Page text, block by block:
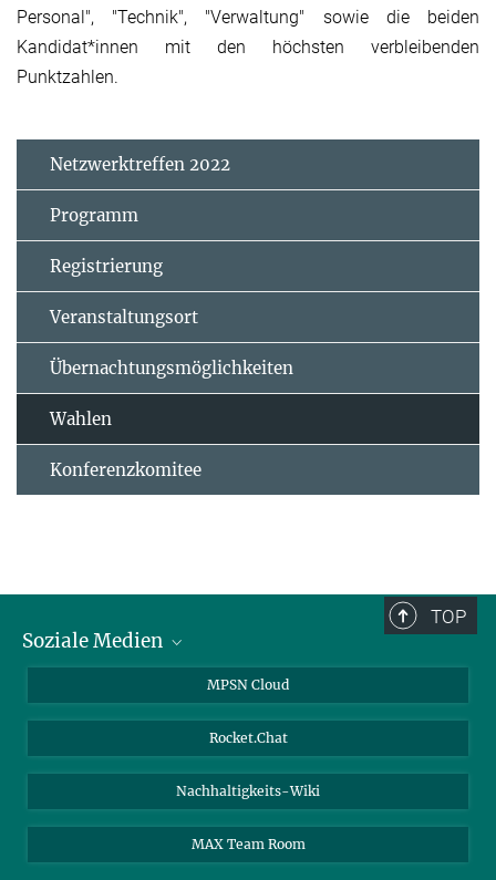
Personal", "Technik", "Verwaltung" sowie die beiden
Kandidat*innen mit den höchsten verbleibenden
Punktzahlen.
Netzwerktreffen 2022
Programm
Registrierung
Veranstaltungsort
Übernachtungsmöglichkeiten
Wahlen
Konferenzkomitee
TOP
Soziale Medien
Youtube
LinkedIn
MPSN Cloud
Rocket.Chat
Nachhaltigkeits-Wiki
MAX Team Room